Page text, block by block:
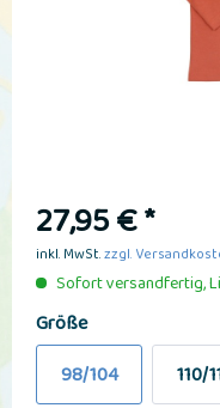
27,95 € *
inkl. MwSt.zzgl.
Sofort versandfertig,
Größe
98/104
110/